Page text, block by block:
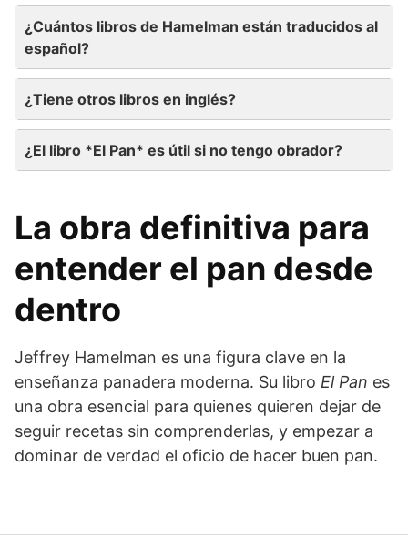
¿Cuántos libros de Hamelman están traducidos al
español?
¿Tiene otros libros en inglés?
¿El libro *El Pan* es útil si no tengo obrador?
La obra definitiva para
entender el pan desde
dentro
Jeffrey Hamelman es una figura clave en la
enseñanza panadera moderna. Su libro El Pan es
una obra esencial para quienes quieren dejar de
seguir recetas sin comprenderlas, y empezar a
dominar de verdad el oficio de hacer buen pan.